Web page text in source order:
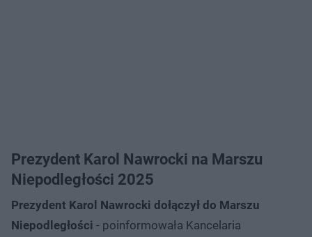
Prezydent Karol Nawrocki na Marszu
Niepodległości 2025
Prezydent Karol Nawrocki dołączył do Marszu
Niepodległości - poinformowała Kancelaria